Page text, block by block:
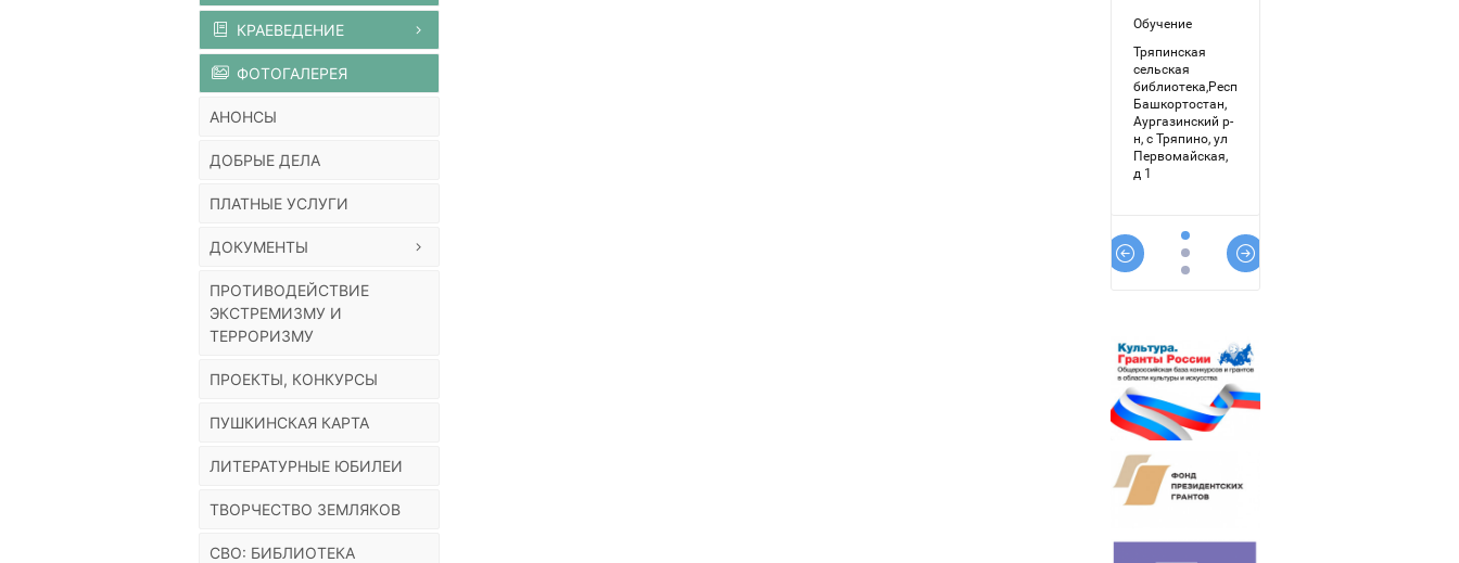
КРАЕВЕДЕНИЕ
ФОТОГАЛЕРЕЯ
АНОНСЫ
ДОБРЫЕ ДЕЛА
ПЛАТНЫЕ УСЛУГИ
ДОКУМЕНТЫ
ПРОТИВОДЕЙСТВИЕ
ЭКСТРЕМИЗМУ И
ТЕРРОРИЗМУ
ПРОЕКТЫ, КОНКУРСЫ
ПУШКИНСКАЯ КАРТА
ЛИТЕРАТУРНЫЕ ЮБИЛЕИ
ТВОРЧЕСТВО ЗЕМЛЯКОВ
СВО: БИБЛИОТЕКА